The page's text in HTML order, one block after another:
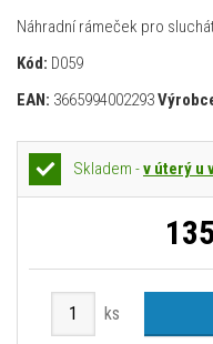
Náhradní rámeček pro
Kód: D059
EAN: 3665994002293
Skladem -v úterý u
135
ks